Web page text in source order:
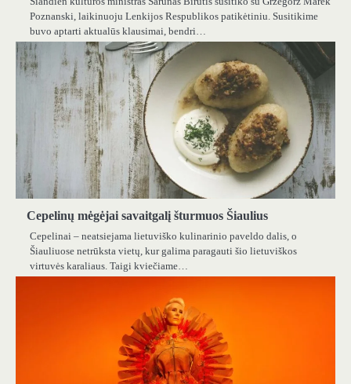
Poznanski, laikinuoju Lenkijos Respublikos patikėtiniu. Susitikime
buvo aptarti aktualūs klausimai, bendri…
Cepelinų mėgėjai savaitgalį šturmuos Šiaulius
Cepelinai – neatsiejama lietuviško kulinarinio paveldo dalis, o
Šiauliuose netrūksta vietų, kur galima paragauti šio lietuviškos
virtuvės karaliaus. Taigi kviečiame…